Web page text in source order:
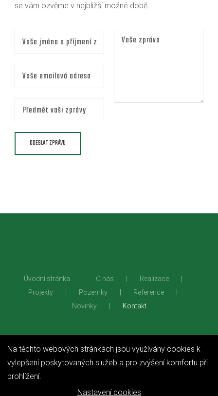
se vám ozvěme v nejbližší možné době.
Úvodní stránka O nás
Realizace
Projekty
Pozemky
Reference
Novinky
Kontakt
Jesenice 252 42
Na těchto webových stránkách jsou využívány cookies k
vylepšení poskytovaných služeb a pro zvýšení komfortu při
prohlížení.
Nastavení cookies